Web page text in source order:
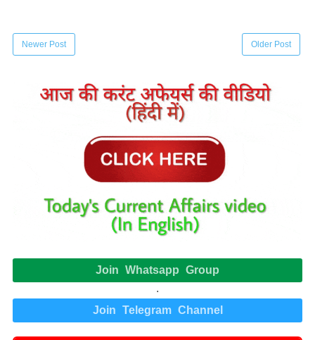
Newer Post Older Post
Join Whatsapp Group
.
Join Telegram Channel